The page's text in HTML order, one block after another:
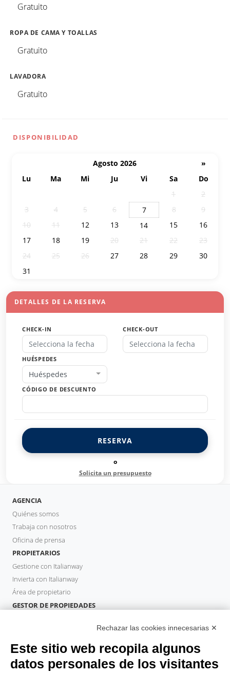
Gratuito
ROPA DE CAMA Y TOALLAS
Gratuito
LAVADORA
Gratuito
DISPONIBILIDAD
Agosto 2026
»
Lu
Ma Mi Ju Vi Sa
Do
1
2
3
4 5 6 7 8
9
10
11 12 13 14 15
16
17
18 19 20 21 22
23
24
25 26 27 28 29
30
31
DETALLES DE LA RESERVA
CHECK-IN CHECK-OUT
HUÉSPEDES
Huéspedes
CÓDIGO DE DESCUENTO
RESERVA
o
Solicita un presupuesto
AGENCIA
Quiénes somos
Trabaja con nosotros
Oficina de prensa
PROPIETARIOS
Gestione con Italianway
Invierta con Italianway
Área de propietario
GESTOR DE PROPIEDADES
HUÉSPEDES
Reserve una estancia
Estancias largas
Rechazar las cookies innecesarias ✕
Este sitio web recopila algunos
datos personales de los visitantes